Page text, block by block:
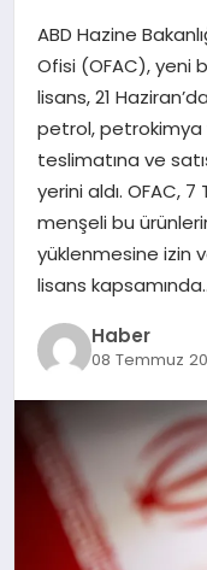
YAŞAM
ABD Hazine
Ofisi (OFAC), yeni
lisans, 21
petrol, petrokimya
teslimatına ve
yerini aldı. OFAC,
menşeli bu
yüklenmesine izin
lisans
Haber
08 Temmuz